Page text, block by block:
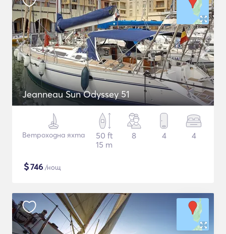
Jeanneau Sun Odyssey 51
Ветроходна яхта
50 ft
15 m
8 4 4
$746 /нощ